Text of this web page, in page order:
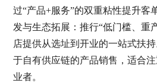
过“产品+服务”的双重粘性提升客
发与生态拓展：推行“低门槛、重
店提供从选址到开业的一站式扶
于自有供应链的产品销售，适合
业者。